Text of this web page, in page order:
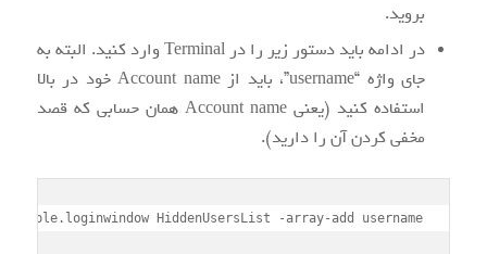
بروید.
در ادامه باید دستور زیر را در Terminal وارد کنید. البته به
جای واژه “username”، باید از Account name خود در بالا
استفاده کنید (یعنی Account name همان حسابی که قصد
مخفی کردن آن را دارید).
HiddenUsersList -array-add username